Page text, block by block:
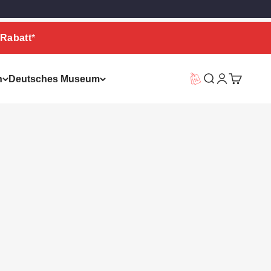
*
Deutsches Museum Vorteilswelt
Suche